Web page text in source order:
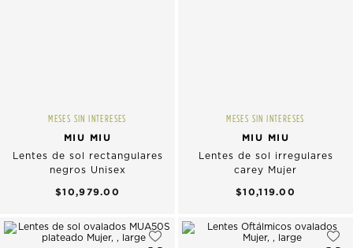
MESES SIN INTERESES
MIU MIU
Lentes de sol rectangulares
negros Unisex
$10,979.00
MESES SIN INTERESES
MIU MIU
Lentes de sol irregulares
carey Mujer
$10,119.00